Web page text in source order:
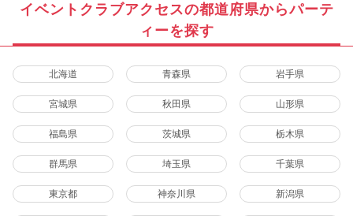
イベントクラブアクセスの都道府県からパーテ
ィーを探す
北海道 青森県 岩手県
宮城県 秋田県 山形県
福島県 茨城県 栃木県
群馬県 埼玉県 千葉県
東京都 神奈川県 新潟県